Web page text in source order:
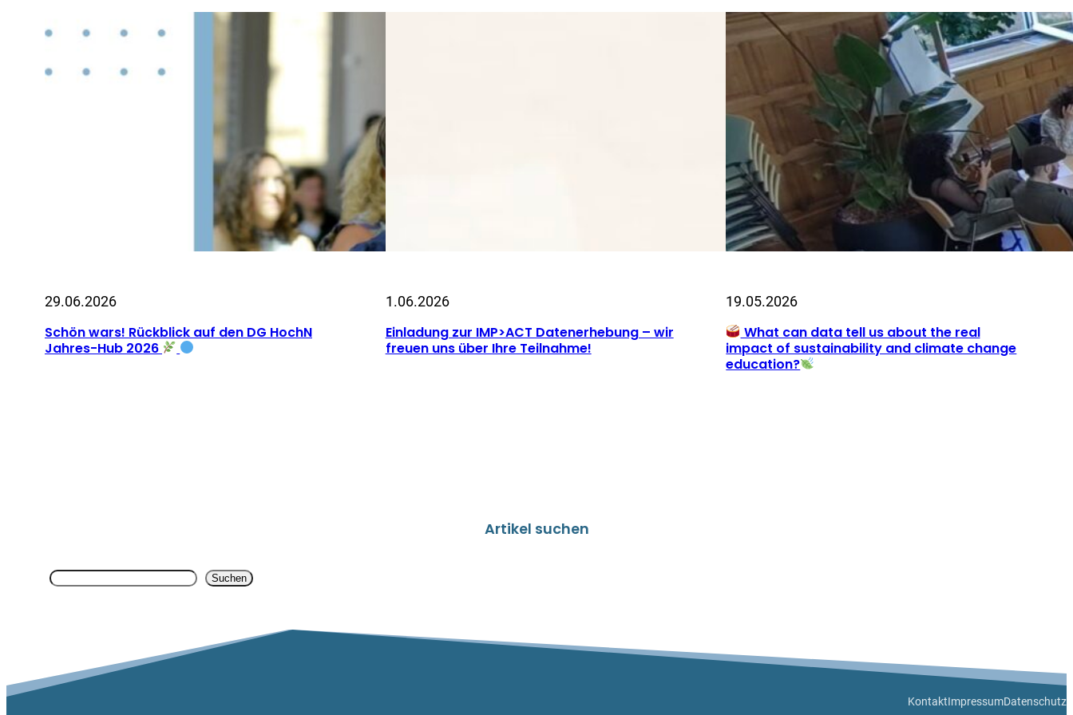
29.06.2026
Schön wars! Rückblick auf den DG HochN
Jahres-Hub 2026
1.06.2026
Einladung zur IMP>ACT Datenerhebung – wir
freuen uns über Ihre Teilnahme!
19.05.2026
What can data tell us about the real
impact of sustainability and climate change
education?
Artikel suchen
Search Suchen
KontaktImpressumDatenschutz